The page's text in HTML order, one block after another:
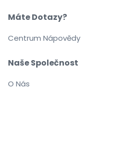
Naše Společnost
O Nás
Máte Dotazy?
Centrum Nápovědy